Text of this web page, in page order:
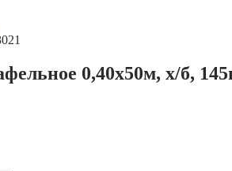
0,40х50м, х/б,